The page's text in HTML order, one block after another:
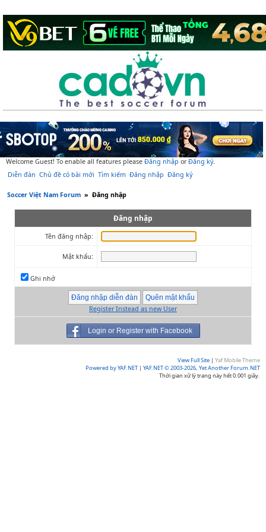
Welcome Guest! To enable all features please Đăng nhập orĐăng ký.
Diễn đàn Chủ đề có bài mới Tìm kiếm Đăng nhập Đăng ký
Soccer Việt Nam Forum » Đăng nhập
Đăng nhập
Tên đăng nhập:
Mật khẩu:
Ghi nhớ
Register Instead as new User
Login or Register with Facebook
View Full Site | Yaf Mobile Theme
Powered by YAF.NET | YAF.NET © 2003-2026, Yet Another Forum.NET
Thời gian xử lý trang này hết 0.001 giây.